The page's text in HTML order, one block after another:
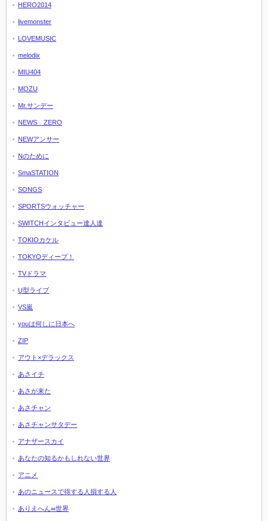
HERO2014
livemonster
LOVEMUSIC
melodix
MIU404
MOZU
Mr.サンデー
NEWS ZERO
NEWアンサー
Nのために
SmaSTATION
SONGS
SPORTSウォッチャー
SWITCHインタビュー達人達
TOKIOカケル
TOKYOディープ！
TVドラマ
U型ライブ
VS嵐
youは何しに日本へ
ZIP
アウト×デラックス
あさイチ
あさが来た
あさチャン
あさチャンサタデー
アナザースカイ
あなたの知るかもしれない世界
アニメ
あのニュースで得する人損する人
ありえへん∞世界